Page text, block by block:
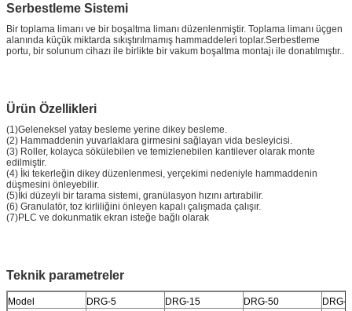
Serbestleme Sistemi
Bir toplama limanı ve bir boşaltma limanı düzenlenmiştir. Toplama limanı üçgen
alanında küçük miktarda sıkıştırılmamış hammaddeleri toplar.Serbestleme
portu, bir solunum cihazı ile birlikte bir vakum boşaltma montajı ile donatılmıştır..
Ürün Özellikleri
(1)Geleneksel yatay besleme yerine dikey besleme.
(2) Hammaddenin yuvarlaklara girmesini sağlayan vida besleyicisi.
(3) Roller, kolayca sökülebilen ve temizlenebilen kantilever olarak monte
edilmiştir.
(4) İki tekerleğin dikey düzenlenmesi, yerçekimi nedeniyle hammaddenin
düşmesini önleyebilir.
(5)İki düzeyli bir tarama sistemi, granülasyon hızını artırabilir.
(6) Granulatör, toz kirliliğini önleyen kapalı çalışmada çalışır.
(7)PLC ve dokunmatik ekran isteğe bağlı olarak
Teknik parametreler
Model DRG-5 DRG-15 DRG-50
DRG-